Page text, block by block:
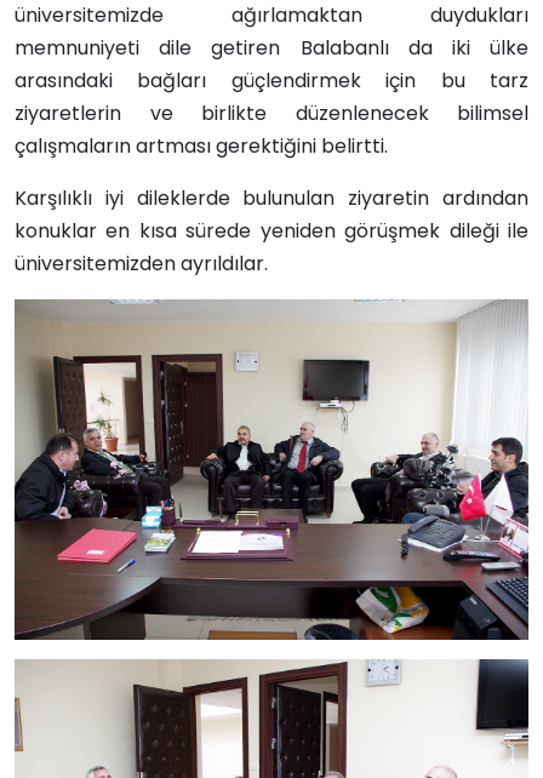
üniversitemizde ağırlamaktan duydukları
memnuniyeti dile getiren Balabanlı da iki ülke
arasındaki bağları güçlendirmek için bu tarz
ziyaretlerin ve birlikte düzenlenecek bilimsel
çalışmaların artması gerektiğini belirtti.
Karşılıklı iyi dileklerde bulunulan ziyaretin ardından
konuklar en kısa sürede yeniden görüşmek dileği ile
üniversitemizden ayrıldılar.